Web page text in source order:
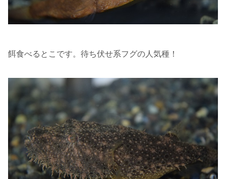
餌食べるとこです。待ち伏せ系フグの人気種！